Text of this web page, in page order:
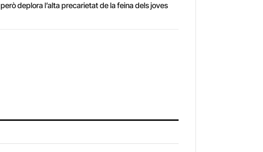
però deplora l’alta precarietat de la feina dels joves